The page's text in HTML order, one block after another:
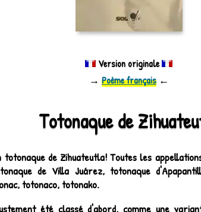
Version originale
→ Poème français←
Totonaque de
totonaque de Zihuateutla! Toutes les
de Villa Juárez, totonaque
totonaco, totonako.
été classé d'abord, comme une